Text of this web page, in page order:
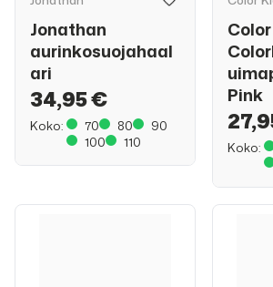
Jonathan
aurinkosuojahaal
ari
34,95 €
Koko: 70 80
90
100
110
Pink
Koko: